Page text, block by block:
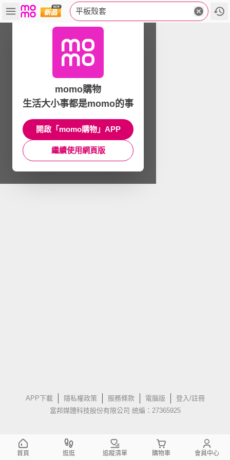
平板殼套
APP下載 隱私權政策 服務條款 電腦版
登入/註冊
富邦媒體科技股份有限公司 統編：27365925
momo購物
生活大小事都是momo的事
開啟「momo購物」APP
繼續使用網頁版
首頁 逛逛 追蹤清單 購物車 會員中心